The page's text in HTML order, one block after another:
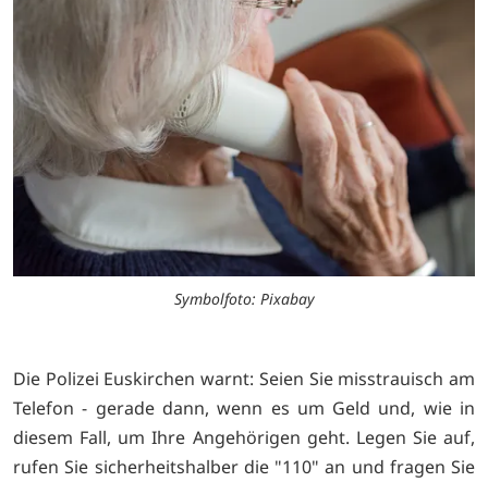
Symbolfoto: Pixabay
Die Polizei Euskirchen warnt: Seien Sie misstrauisch am
Telefon - gerade dann, wenn es um Geld und, wie in
diesem Fall, um Ihre Angehörigen geht. Legen Sie auf,
rufen Sie sicherheitshalber die "110" an und fragen Sie